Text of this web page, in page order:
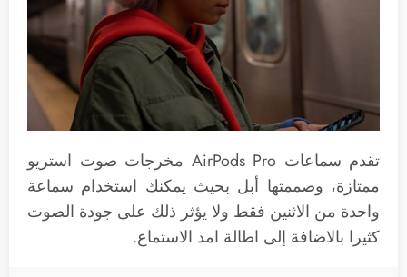
تقدم سماعات ‌AirPods Pro‌ مخرجات صوت استريو
ممتازة، وصممتها أبل بحيث يمكنك استخدام سماعة
واحدة من الاثنين فقط ولا يؤثر ذلك على جودة الصوت
كثيرا بالاضافة إلى اطالة امد الاستماع.